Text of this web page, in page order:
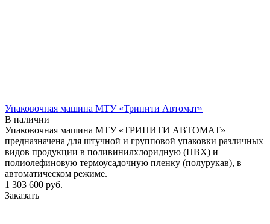
Упаковочная машина МТУ «Тринити Автомат»
В наличии
Упаковочная машина МТУ «ТРИНИТИ АВТОМАТ»
предназначена для штучной и групповой упаковки различных
видов продукции в поливинилхлоридную (ПВХ) и
полиолефиновую термоусадочную пленку (полурукав), в
автоматическом режиме.
1 303 600 руб.
Заказать